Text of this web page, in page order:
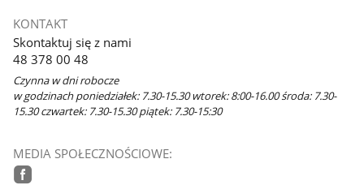
KONTAKT
Skontaktuj się z nami
48 378 00 48
Czynna w dni robocze
w godzinach poniedziałek: 7.30-15.30 wtorek: 8:00-16.00 środa: 7.30-
15.30 czwartek: 7.30-15.30 piątek: 7.30-15:30
MEDIA SPOŁECZNOŚCIOWE: